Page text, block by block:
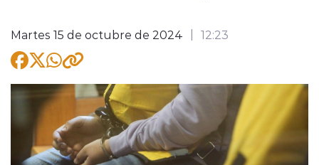
modo claro
Martes 15 de octubre de 2024 12:23